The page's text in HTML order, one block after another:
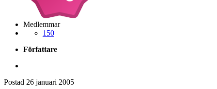
Medlemmar
150
Författare
Postad 26 januari 2005